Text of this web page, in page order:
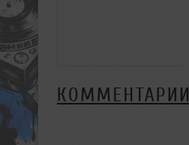
КОММЕНТАРИИ